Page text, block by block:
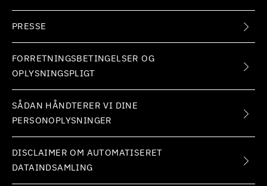
PRESSE
FORRETNINGSBETINGELSER OG
OPLYSNINGSPLIGT
SÅDAN HÅNDTERER VI DINE
PERSONOPLYSNINGER
DISCLAIMER OM AUTOMATISERET
DATAINDSAMLING